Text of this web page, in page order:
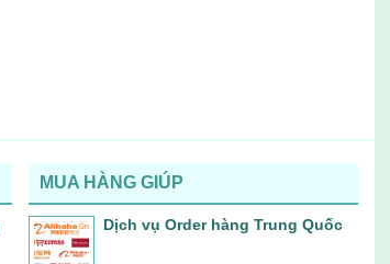
MUA HÀNG GIÚP
Dịch vụ Order hàng Trung Quốc